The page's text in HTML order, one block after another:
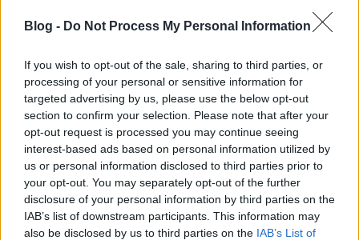
Blog - Do Not Process My Personal Information
If you wish to opt-out of the sale, sharing to third parties, or
processing of your personal or sensitive information for
targeted advertising by us, please use the below opt-out
section to confirm your selection. Please note that after your
opt-out request is processed you may continue seeing
interest-based ads based on personal information utilized by
us or personal information disclosed to third parties prior to
your opt-out. You may separately opt-out of the further
disclosure of your personal information by third parties on the
IAB’s list of downstream participants. This information may
also be disclosed by us to third parties on the IAB’s List of
különbséggel, hogy a kilátóhoz nem megy zöld kereszt,
csak zöld sáv.